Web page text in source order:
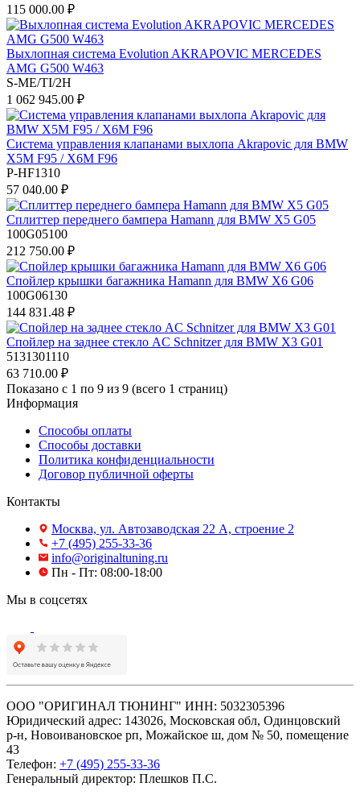
115 000.00 ₽
Выхлопная система Evolution AKRAPOVIC MERCEDES
AMG G500 W463
S-ME/TI/2H
1 062 945.00 ₽
Система управления клапанами выхлопа Akrapovic для BMW
X5M F95 / X6M F96
P-HF1310
57 040.00 ₽
Сплиттер переднего бампера Hamann для BMW X5 G05
100G05100
212 750.00 ₽
Спойлер крышки багажника Hamann для BMW X6 G06
100G06130
144 831.48 ₽
Спойлер на заднее стекло AC Schnitzer для BMW X3 G01
5131301110
63 710.00 ₽
Показано с 1 по 9 из 9 (всего 1 страниц)
Информация
Способы оплаты
Способы доставки
Политика конфиденциальности
Договор публичной оферты
Контакты
Москва, ул. Автозаводская 22 А, строение 2
+7 (495) 255-33-36
info@originaltuning.ru
Пн - Пт: 08:00-18:00
Мы в соцсетях
ООО "ОРИГИНАЛ ТЮНИНГ" ИНН: 5032305396
Юридический адрес: 143026, Московская обл, Одинцовский
р-н, Новоивановское рп, Можайское ш, дом № 50, помещение
43
Телефон: +7 (495) 255-33-36
Генеральный директор: Плешков П.С.